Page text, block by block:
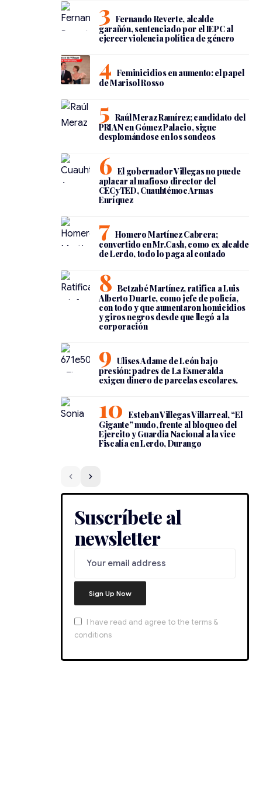
Fernando Reverte, alcalde
garañón, sentenciado por el IEPC al
ejercer violencia política de género
Feminicidios en aumento: el papel
de Marisol Rosso
Raúl Meraz Ramírez; candidato del
PRIAN en Gómez Palacio, sigue
desplomándose en los sondeos
El gobernador Villegas no puede
aplacar al mafioso director del
CECyTED, Cuauhtémoc Armas
Enríquez
Homero Martínez Cabrera;
convertido en Mr.Cash, como ex alcalde
de Lerdo, todo lo paga al contado
Betzabé Martínez, ratifica a Luis
Alberto Duarte, como jefe de policía,
con todo y que aumentaron homicidios
y giros negros desde que llegó a la
corporación
Ulises Adame de León bajo
presión: padres de La Esmeralda
exigen dinero de parcelas escolares.
Esteban Villegas Villarreal, “El
Gigante” mudo, frente al bloqueo del
Ejercito y Guardia Nacional a la vice
Fiscalía en Lerdo, Durango
Suscríbete al
newsletter
I have read and agree to the terms &
conditions